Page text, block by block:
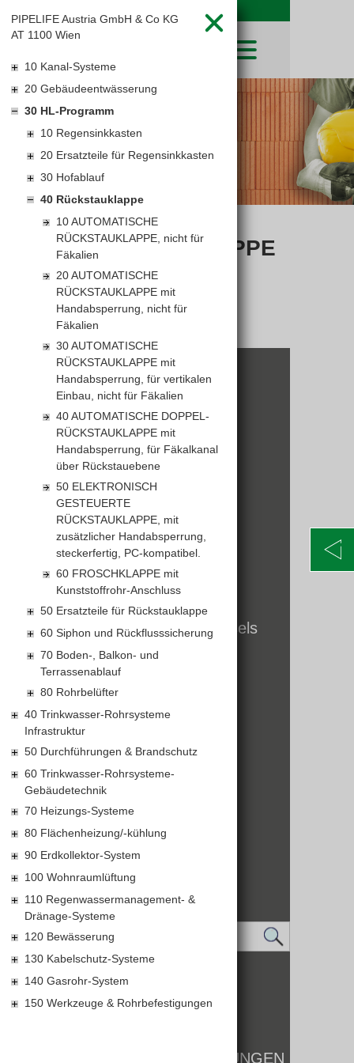
SHOP
LEIBWÄCHTER
MERKLISTE
WARENKORB
BAUSTOFFE
HOCHBAU
TIEFBAU
TROCKENBAU
FACHMARKT
LEISTUNGSERKLÄRUNGEN
BAUSTOFFKATALOGE
UNTERNEHMEN
FIRMENGESCHICHTE
STANDORTE
DOWNLOADS
LEITBILD
KARRIERE
KARRIERE UND WEITERBILDUNG
OFFENE STELLEN
AKTUELLES
KATALOGE
PREISANPASSUNGEN
AGB'S
EUROSYS TROCKENBAUSYSTEM
GEWERBEZONE
Baustoffkataloge
PIPELIFE Austria GmbH & Co KG
AT 1100 Wien
10 Kanal-Systeme
20 Gebäudeentwässerung
30 HL-Programm
10 Regensinkkasten
20 Ersatzteile für Regensinkkasten
30 Hofablauf
40 Rückstauklappe
10 AUTOMATISCHE
RÜCKSTAUKLAPPE, nicht für
Fäkalien
20 AUTOMATISCHE
RÜCKSTAUKLAPPE mit
Handabsperrung, nicht für
Fäkalien
30 AUTOMATISCHE
RÜCKSTAUKLAPPE mit
Handabsperrung, für vertikalen
Einbau, nicht für Fäkalien
40 AUTOMATISCHE DOPPEL-
RÜCKSTAUKLAPPE mit
Handabsperrung, für Fäkalkanal
über Rückstauebene
50 ELEKTRONISCH
GESTEUERTE
RÜCKSTAUKLAPPE, mit
zusätzlicher Handabsperrung,
steckerfertig, PC-kompatibel.
60 FROSCHKLAPPE mit
Kunststoffrohr-Anschluss
50 Ersatzteile für Rückstauklappe
60 Siphon und Rückflusssicherung
70 Boden-, Balkon- und
Terrassenablauf
80 Rohrbelüfter
40 Trinkwasser-Rohrsysteme
Infrastruktur
50 Durchführungen & Brandschutz
60 Trinkwasser-Rohrsysteme-
Gebäudetechnik
70 Heizungs-Systeme
80 Flächenheizung/-kühlung
90 Erdkollektor-System
100 Wohnraumlüftung
110 Regenwassermanagement- &
Dränage-Systeme
120 Bewässerung
130 Kabelschutz-Systeme
140 Gasrohr-System
150 Werkzeuge & Rohrbefestigungen
RÜCKSTAUKLAPPE
KONTAKT
Alte Poststraße 171
A-8020 Graz
Telefon: +43 316 5971 0
info@kormann.at
ÖFFNUNGSZEITEN
MO-DO:
06:30 - 17:00 Uhr
06:30 - 14:00 Uhr
geschlossen
Öffnungszeiten zum Jahreswechsels
finden Sie hier
IMPRESSUM
DATENSCHUTZ
LOGIN
BARRIEREFREIHEIT EINSTELLUNGEN